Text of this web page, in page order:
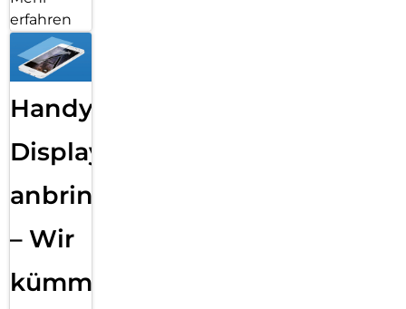
erfahren
Handy
Displayfolie
anbringen
– Wir
kümmern